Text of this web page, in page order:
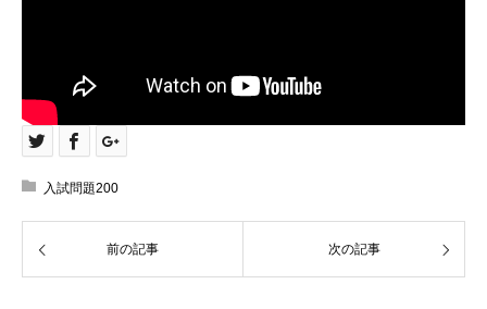
入試問題200
前の記事 次の記事